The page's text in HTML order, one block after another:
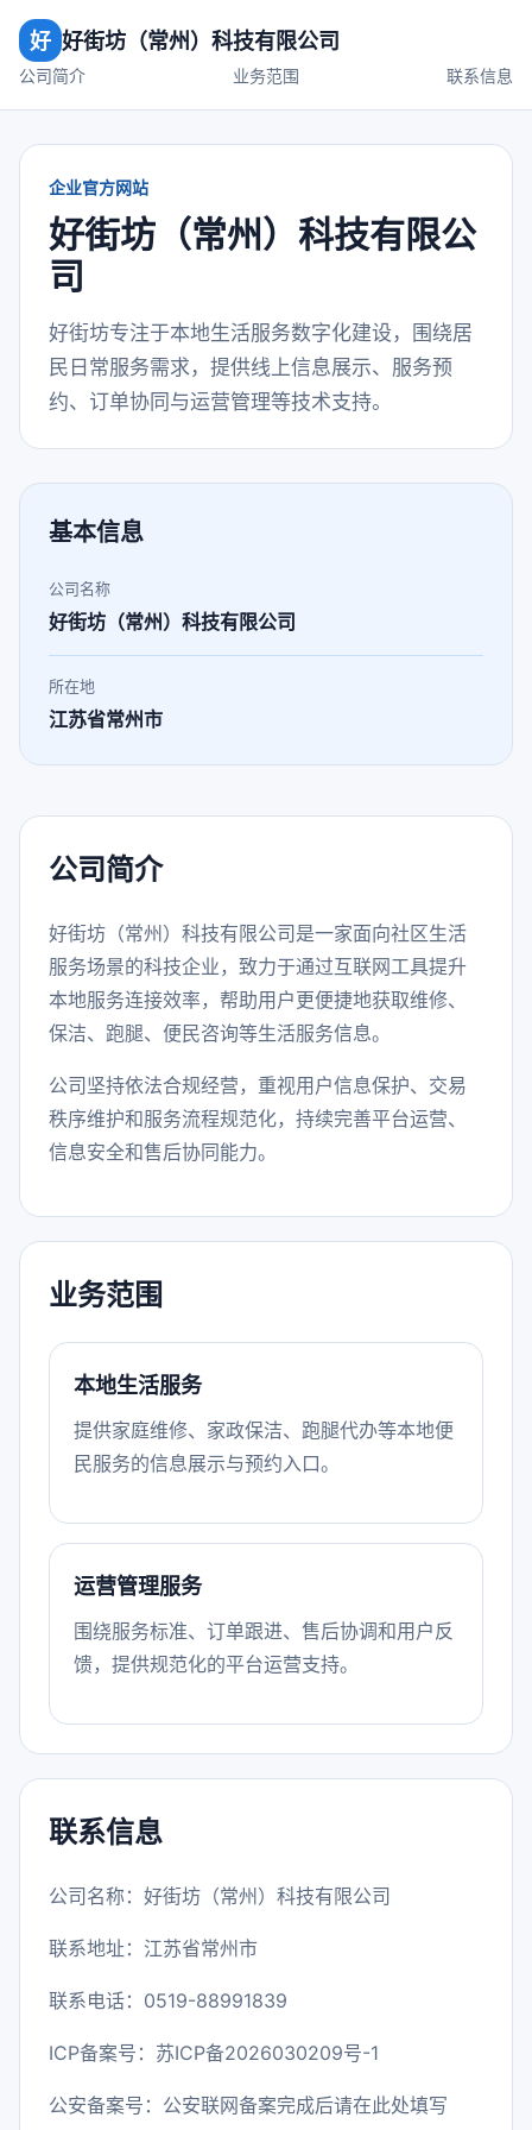
好 好街坊（常州）科技有限公司
公司简介 业务范围 联系信息
企业官方网站
好街坊（常州）科技有限公
司
好街坊专注于本地生活服务数字化建设，围绕居
民日常服务需求，提供线上信息展示、服务预
约、订单协同与运营管理等技术支持。
基本信息
公司名称
好街坊（常州）科技有限公司
所在地
江苏省常州市
公司简介
好街坊（常州）科技有限公司是一家面向社区生活
服务场景的科技企业，致力于通过互联网工具提升
本地服务连接效率，帮助用户更便捷地获取维修、
保洁、跑腿、便民咨询等生活服务信息。
公司坚持依法合规经营，重视用户信息保护、交易
秩序维护和服务流程规范化，持续完善平台运营、
信息安全和售后协同能力。
业务范围
本地生活服务
提供家庭维修、家政保洁、跑腿代办等本地便
民服务的信息展示与预约入口。
运营管理服务
围绕服务标准、订单跟进、售后协调和用户反
馈，提供规范化的平台运营支持。
联系信息
公司名称：好街坊（常州）科技有限公司
联系地址：江苏省常州市
联系电话：0519-88991839
ICP备案号： 苏ICP备2026030209号-1
公安备案号：公安联网备案完成后请在此处填写